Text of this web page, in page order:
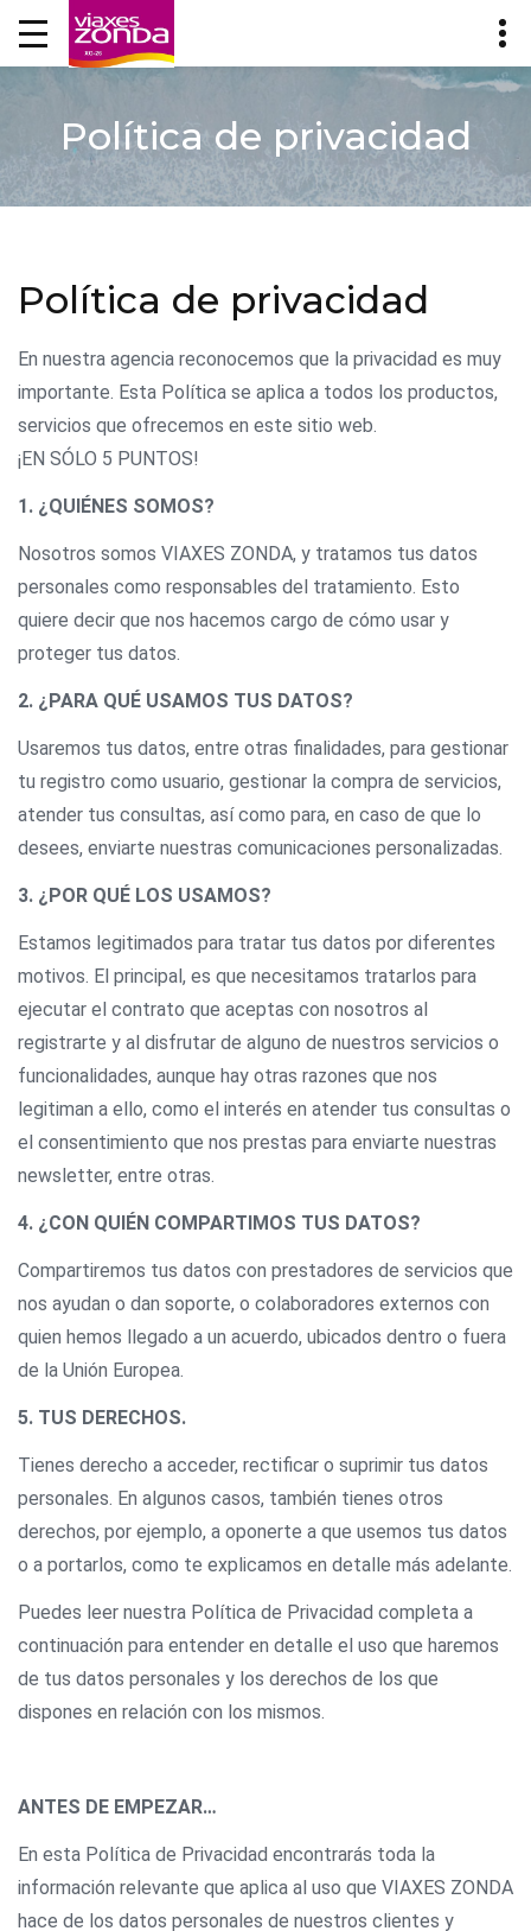
Política de privacidad
Política de privacidad
En nuestra agencia reconocemos que la privacidad es muy
importante. Esta Política se aplica a todos los productos,
servicios que ofrecemos en este sitio web.
¡EN SÓLO 5 PUNTOS!
1. ¿QUIÉNES SOMOS?
Nosotros somos VIAXES ZONDA, y tratamos tus datos
personales como responsables del tratamiento. Esto
quiere decir que nos hacemos cargo de cómo usar y
proteger tus datos.
2. ¿PARA QUÉ USAMOS TUS DATOS?
Usaremos tus datos, entre otras finalidades, para gestionar
tu registro como usuario, gestionar la compra de servicios,
atender tus consultas, así como para, en caso de que lo
desees, enviarte nuestras comunicaciones personalizadas.
3. ¿POR QUÉ LOS USAMOS?
Estamos legitimados para tratar tus datos por diferentes
motivos. El principal, es que necesitamos tratarlos para
ejecutar el contrato que aceptas con nosotros al
registrarte y al disfrutar de alguno de nuestros servicios o
funcionalidades, aunque hay otras razones que nos
legitiman a ello, como el interés en atender tus consultas o
el consentimiento que nos prestas para enviarte nuestras
newsletter, entre otras.
4. ¿CON QUIÉN COMPARTIMOS TUS DATOS?
Compartiremos tus datos con prestadores de servicios que
nos ayudan o dan soporte, o colaboradores externos con
quien hemos llegado a un acuerdo, ubicados dentro o fuera
de la Unión Europea.
5. TUS DERECHOS.
Tienes derecho a acceder, rectificar o suprimir tus datos
personales. En algunos casos, también tienes otros
derechos, por ejemplo, a oponerte a que usemos tus datos
o a portarlos, como te explicamos en detalle más adelante.
Puedes leer nuestra Política de Privacidad completa a
continuación para entender en detalle el uso que haremos
de tus datos personales y los derechos de los que
dispones en relación con los mismos.
ANTES DE EMPEZAR…
En esta Política de Privacidad encontrarás toda la
información relevante que aplica al uso que VIAXES ZONDA
hace de los datos personales de nuestros clientes y